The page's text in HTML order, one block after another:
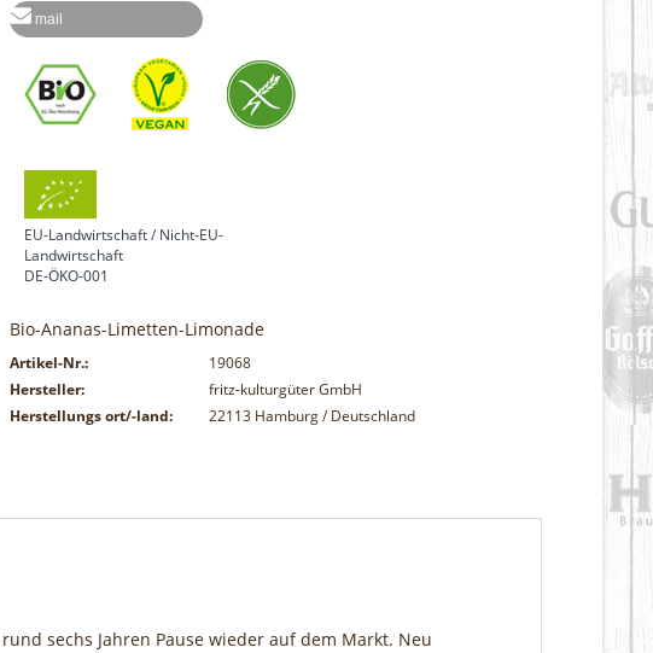
mail
EU-Landwirtschaft / Nicht-EU-
Landwirtschaft
DE-ÖKO-001
Bio-Ananas-Limetten-Limonade
Artikel-Nr.:
19068
Hersteller:
fritz-kulturgüter GmbH
Herstellungs ort/-land:
22113 Hamburg / Deutschland
sechs Jahren Pause wieder auf dem Markt. Neu